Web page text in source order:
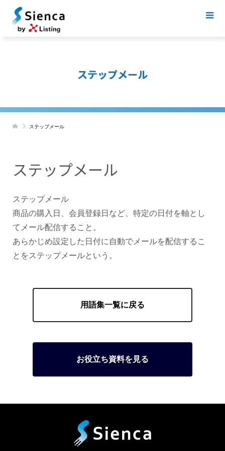
ステップメール
ステップメール
ステップメール
ステップメール
商品の購入日、会員登録日など、特定の日付を軸とし
てメール配信すること。
あらかじめ設定した日付に自動でメールを配信するこ
とをステップメールという。
用語集一覧に戻る
お役立ち資料を見る